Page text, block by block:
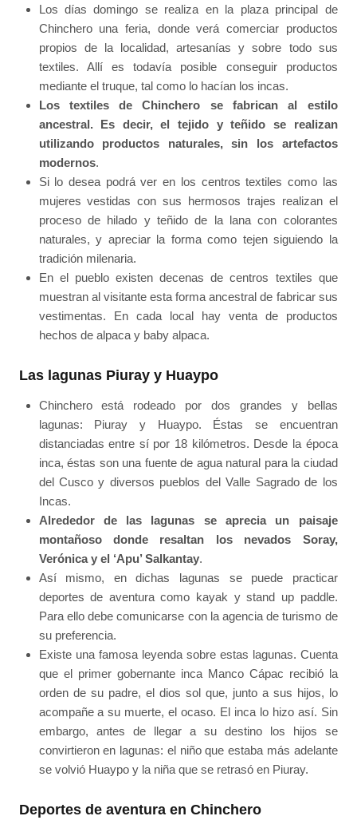
Los días domingo se realiza en la plaza principal de
Chinchero una feria, donde verá comerciar productos
propios de la localidad, artesanías y sobre todo sus
textiles. Allí es todavía posible conseguir productos
mediante el truque, tal como lo hacían los incas.
Los textiles de Chinchero se fabrican al estilo
ancestral. Es decir, el tejido y teñido se realizan
utilizando productos naturales, sin los artefactos
modernos.
Si lo desea podrá ver en los centros textiles como las
mujeres vestidas con sus hermosos trajes realizan el
proceso de hilado y teñido de la lana con colorantes
naturales, y apreciar la forma como tejen siguiendo la
tradición milenaria.
En el pueblo existen decenas de centros textiles que
muestran al visitante esta forma ancestral de fabricar sus
vestimentas. En cada local hay venta de productos
hechos de alpaca y baby alpaca.
Las lagunas Piuray y Huaypo
Chinchero está rodeado por dos grandes y bellas
lagunas: Piuray y Huaypo. Éstas se encuentran
distanciadas entre sí por 18 kilómetros. Desde la época
inca, éstas son una fuente de agua natural para la ciudad
del Cusco y diversos pueblos del Valle Sagrado de los
Incas.
Alrededor de las lagunas se aprecia un paisaje
montañoso donde resaltan los nevados Soray,
Verónica y el ‘Apu’ Salkantay.
Así mismo, en dichas lagunas se puede practicar
deportes de aventura como kayak y stand up paddle.
Para ello debe comunicarse con la agencia de turismo de
su preferencia.
Existe una famosa leyenda sobre estas lagunas. Cuenta
que el primer gobernante inca Manco Cápac recibió la
orden de su padre, el dios sol que, junto a sus hijos, lo
acompañe a su muerte, el ocaso. El inca lo hizo así. Sin
embargo, antes de llegar a su destino los hijos se
convirtieron en lagunas: el niño que estaba más adelante
se volvió Huaypo y la niña que se retrasó en Piuray.
Deportes de aventura en Chinchero